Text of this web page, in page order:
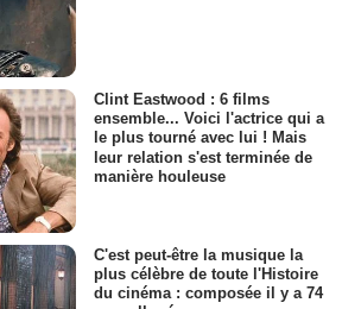
Clint Eastwood : 6 films
ensemble... Voici l'actrice qui a
le plus tourné avec lui ! Mais
leur relation s'est terminée de
manière houleuse
C'est peut-être la musique la
plus célèbre de toute l'Histoire
du cinéma : composée il y a 74